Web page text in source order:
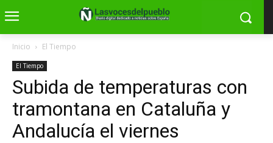
Inicio El Tiempo
El Tiempo
Subida de temperaturas con
tramontana en Cataluña y
Andalucía el viernes